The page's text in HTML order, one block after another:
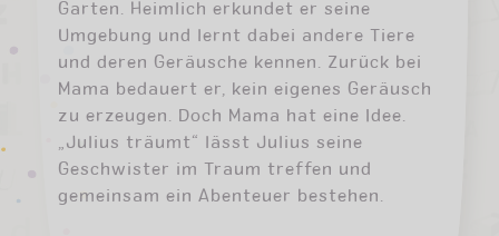
Garten. Heimlich erkundet er seine
Umgebung und lernt dabei andere Tiere
und deren Geräusche kennen. Zurück bei
Mama bedauert er, kein eigenes Geräusch
zu erzeugen. Doch Mama hat eine Idee.
„Julius träumt“ lässt Julius seine
Geschwister im Traum treffen und
gemeinsam ein Abenteuer bestehen.